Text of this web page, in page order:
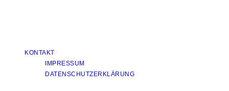
KONTAKT
IMPRESSUM
DATENSCHUTZERKLÄRUNG